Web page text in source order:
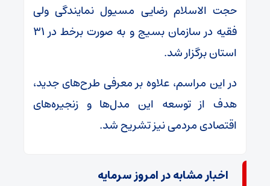
حجت الاسلام رضایی مسیول نمایندگی ولی
فقیه در سازمان بسیج و به صورت برخط در ۳۱
استان برگزار شد.
در این مراسم، علاوه بر معرفی طرح‌های جدید،
هدف از توسعه این مدل‌ها و زنجیره‌های
اقتصادی مردمی نیز تشریح شد.
اخبار مشابه در امروز سرمایه